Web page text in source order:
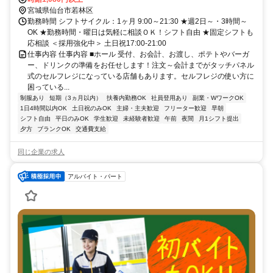
宮城県仙台市若林区
勤務時間 シフトサイクル：1ヶ月 9:00～21:30 ★週2日～・3時間～
OK ★勤務時間・曜日は気軽に相談ＯＫ！シフト自由 ★固定シフトも
応相談 ＜採用強化中＞ 土日祝17:00-21:00
仕事内容 仕事内容 ■ホール 受付、お会計、お渡し、ポテトやバーガ
ー、ドリンクの準備をお任せします！注文～会計までがタッチパネル
式のセルフレジになっている店舗もあります。セルフレジの使い方に
困っている...
制服あり 短期（3ヵ月以内） 扶養内勤務OK 社員登用あり
副業・WワークOK
1日4時間以内OK
土日祝のみOK 主婦・主夫歓迎 フリーター歓迎
早朝
シフト自由
平日のみOK 学生歓迎 未経験者歓迎 午前 夜間
月1シフト提出
夕方
ブランクOK 交通費支給
同じ企業の求人
アルバイト・パート